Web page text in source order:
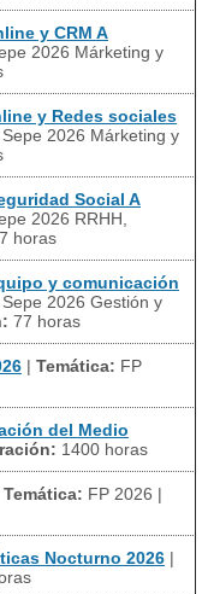
y CRM A
2026 Márketing y
y Redes sociales
2026 Márketing y
Social A
2026 RRHH,
horas
y comunicación
2026 Gestión y
77 horas
| Temática: FP
del Medio
1400 horas
Temática: FP 2026 |
Nocturno 2026 |